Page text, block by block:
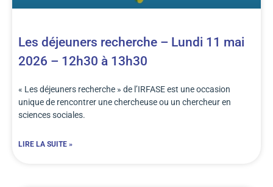
Les déjeuners recherche – Lundi 11 mai
2026 – 12h30 à 13h30
« Les déjeuners recherche » de l’IRFASE est une occasion
unique de rencontrer une chercheuse ou un chercheur en
sciences sociales.
LIRE LA SUITE »